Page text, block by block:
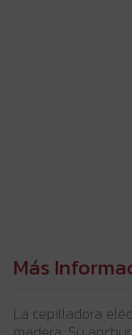
Más
La cepilladora